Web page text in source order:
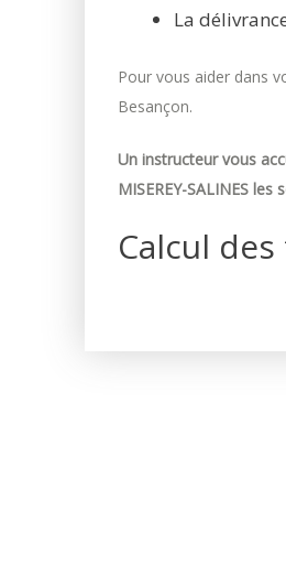
La
Pour vous aider dans
Besançon.
Un instructeur vous
MISEREY-SALINES
Calcul